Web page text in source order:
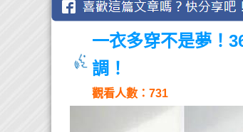
一衣多穿不是夢！
調！
觀看人數：731